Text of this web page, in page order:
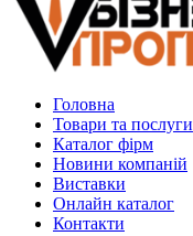
Головна
Товари та послуги
Каталог фірм
Новини компаній
Виставки
Онлайн каталог
Контакти